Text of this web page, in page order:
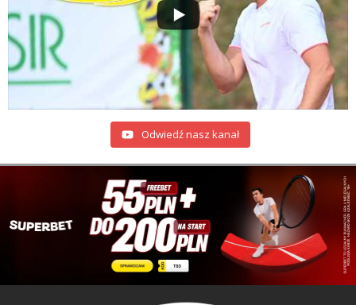
Odwiedź nasz kanał